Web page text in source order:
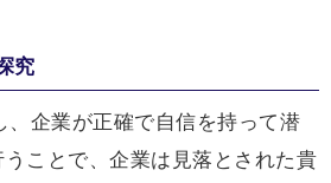
究
企業が正確で自信を持って潜
ことで、企業は見落とされた貴